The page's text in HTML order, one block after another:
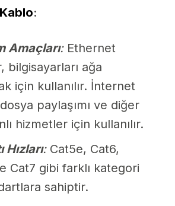
:
Amaçları:Ethernet
bilgisayarları ağa
için kullanılır. İnternet
paylaşımı ve diğer
hizmetler için kullanılır.
Hızları:Cat5e, Cat6,
Cat7 gibi farklı kategori
sahiptir.